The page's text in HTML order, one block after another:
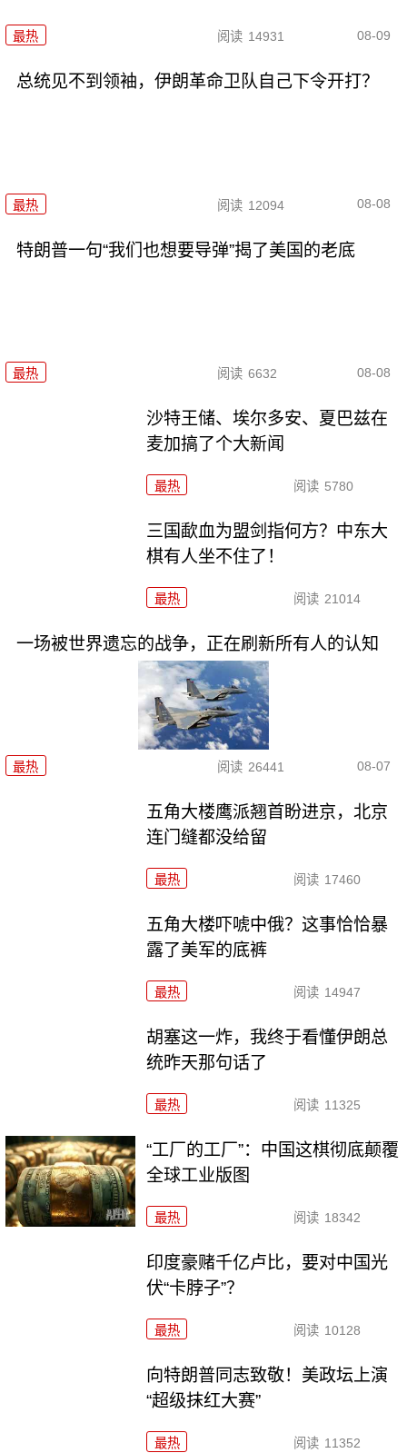
最热 阅读 14931 08-09
总统见不到领袖，伊朗革命卫队自己下令开打？
最热 阅读 12094 08-08
特朗普一句“我们也想要导弹”揭了美国的老底
最热 阅读 6632 08-08
沙特王储、埃尔多安、夏巴兹在
麦加搞了个大新闻
最热 阅读 5780
三国歃血为盟剑指何方？中东大
棋有人坐不住了！
最热 阅读 21014
一场被世界遗忘的战争，正在刷新所有人的认知
最热 阅读 26441 08-07
五角大楼鹰派翘首盼进京，北京
连门缝都没给留
最热 阅读 17460
五角大楼吓唬中俄？这事恰恰暴
露了美军的底裤
最热 阅读 14947
胡塞这一炸，我终于看懂伊朗总
统昨天那句话了
最热 阅读 11325
“工厂的工厂”：中国这棋彻底颠覆
全球工业版图
最热 阅读 18342
印度豪赌千亿卢比，要对中国光
伏“卡脖子”？
最热 阅读 10128
向特朗普同志致敬！美政坛上演
“超级抹红大赛”
最热 阅读 11352